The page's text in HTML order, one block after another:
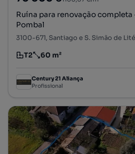
Ruína para renovação completa
Pombal
Tipologia
T2
Preço por metro quadrado
60 m²
Century 21 Aliança
Profissional